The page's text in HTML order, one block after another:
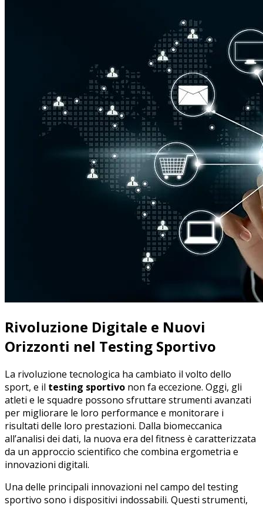
Rivoluzione Digitale e⁢ Nuovi
Orizzonti ⁢nel Testing Sportivo
La rivoluzione ⁢tecnologica ha cambiato il volto dello
sport,‌ e il testing sportivo non fa ‌eccezione.⁣ Oggi, gli
atleti e le squadre possono sfruttare strumenti ⁢avanzati
‌per migliorare le ⁤loro performance e monitorare i
risultati delle loro prestazioni. Dalla biomeccanica
all’analisi dei dati, la nuova ⁤era⁤ del fitness è caratterizzata
da un approccio scientifico che combina ergometria e
innovazioni digitali.
Una delle principali innovazioni nel campo del ⁣testing
sportivo sono i dispositivi indossabili.⁢ Questi ‍strumenti,